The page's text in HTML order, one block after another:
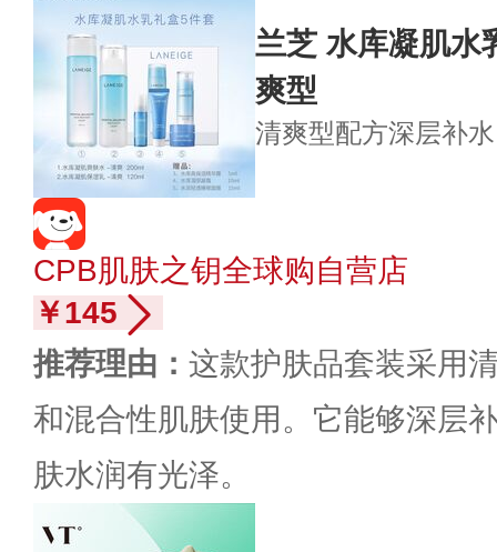
兰芝 水库凝肌水
爽型
清爽型配方深层补水
CPB肌肤之钥全球购自营店
￥145
推荐理由： 这款护肤品套装采用
和混合性肌肤使用。它能够深层
肤水润有光泽。